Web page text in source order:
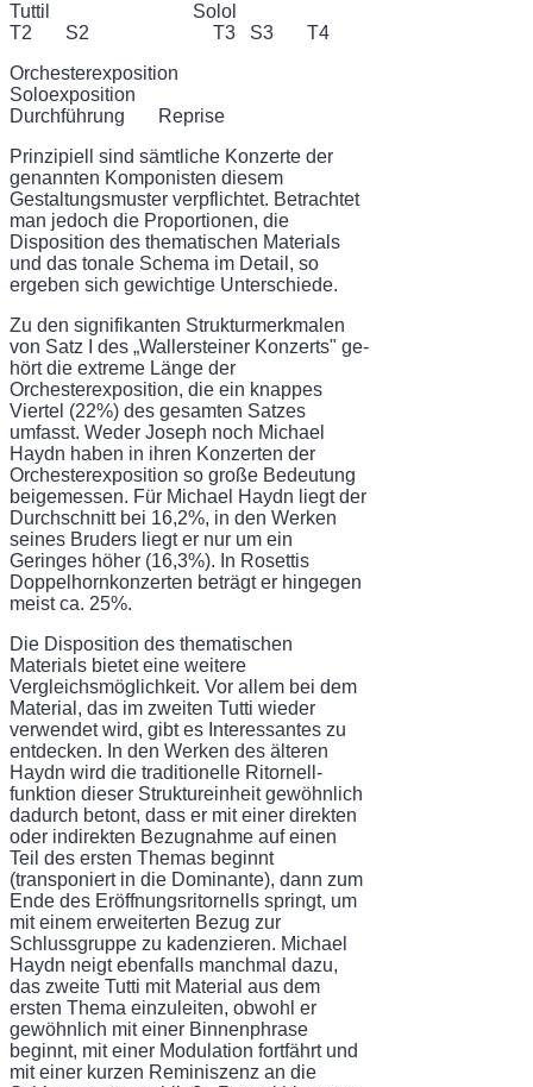
Tuttil Solol
T2 S2 T3 S3 T4
Orchesterexposition
Soloexposition
Durchführung Reprise
Prinzipiell sind sämtliche Konzerte der
genannten Komponisten diesem
Gestaltungsmuster verpflichtet. Betrachtet
man jedoch die Proportionen, die
Disposition des thematischen Materials
und das tonale Schema im Detail, so
ergeben sich gewichtige Unterschiede.
Zu den signifikanten Strukturmerkmalen
von Satz I des „Wallersteiner Konzerts" ge­
hört die extreme Länge der
Orchesterexposition, die ein knappes
Viertel (22%) des ge­samten Satzes
umfasst. Weder Joseph noch Michael
Haydn haben in ihren Konzerten der
Orchesterexposition so große Bedeutung
beigemessen. Für Michael Haydn liegt der
Durch­schnitt bei 16,2%, in den Werken
seines Bruders liegt er nur um ein
Geringes höher (16,3%). In Rosettis
Doppelhornkonzerten beträgt er hingegen
meist ca. 25%.
Die Disposition des thematischen
Materials bietet eine weitere
Vergleichsmöglichkeit. Vor allem bei dem
Material, das im zweiten Tutti wieder
verwendet wird, gibt es Interes­santes zu
entdecken. In den Werken des älteren
Haydn wird die traditionelle Ritornell-
funktion dieser Struktureinheit gewöhnlich
dadurch betont, dass er mit einer direkten
oder indirekten Bezugnahme auf einen
Teil des ersten Themas beginnt
(transponiert in die Domi­nante), dann zum
Ende des Eröffnungsritornells springt, um
mit einem erweiterten Bezug zur
Schlussgruppe zu kadenzieren. Michael
Haydn neigt ebenfalls manchmal dazu,
das zweite Tutti mit Material aus dem
ersten Thema einzuleiten, obwohl er
gewöhnlich mit einer Binnenphrase
beginnt, mit einer Modulation fortfährt und
mit einer kurzen Reminis­zenz an die